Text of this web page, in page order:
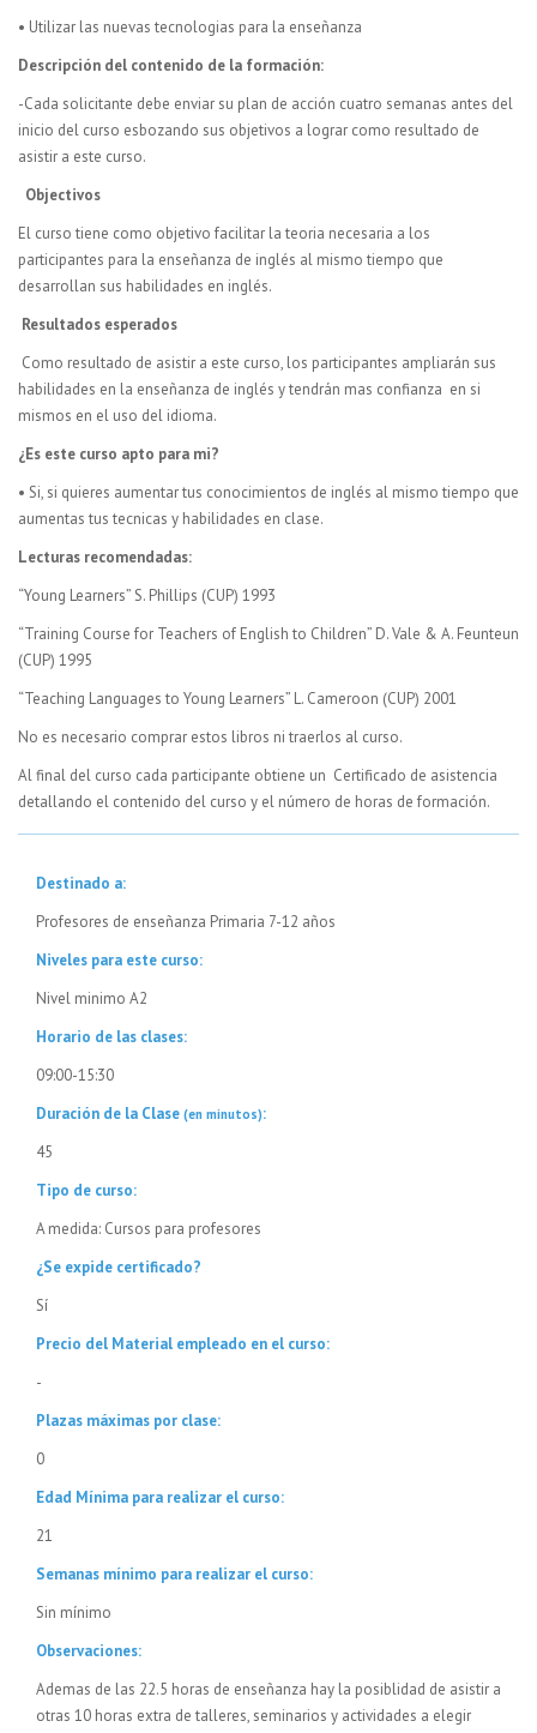
• Utilizar las nuevas tecnologias para la enseñanza
Descripción del contenido de la formación:
-Cada solicitante debe enviar su plan de acción cuatro semanas antes del
inicio del curso esbozando sus objetivos a lograr como resultado de
asistir a este curso.
Objectivos
El curso tiene como objetivo facilitar la teoria necesaria a los
participantes para la enseñanza de inglés al mismo tiempo que
desarrollan sus habilidades en inglés.
Resultados esperados
Como resultado de asistir a este curso, los participantes ampliarán sus
habilidades en la enseñanza de inglés y tendrán mas confianza en si
mismos en el uso del idioma.
¿Es este curso apto para mi?
• Si, si quieres aumentar tus conocimientos de inglés al mismo tiempo que
aumentas tus tecnicas y habilidades en clase.
Lecturas recomendadas:
“Young Learners” S. Phillips (CUP) 1993
“Training Course for Teachers of English to Children” D. Vale & A. Feunteun
(CUP) 1995
“Teaching Languages to Young Learners” L. Cameroon (CUP) 2001
No es necesario comprar estos libros ni traerlos al curso.
Al final del curso cada participante obtiene un Certificado de asistencia
detallando el contenido del curso y el número de horas de formación.
Destinado a:
Profesores de enseñanza Primaria 7-12 años
Niveles para este curso:
Nivel minimo A2
Horario de las clases:
09:00-15:30
Duración de la Clase (en minutos):
45
Tipo de curso:
A medida: Cursos para profesores
¿Se expide certificado?
Sí
Precio del Material empleado en el curso:
-
Plazas máximas por clase:
0
Edad Mínima para realizar el curso:
21
Semanas mínimo para realizar el curso:
Sin mínimo
Observaciones:
Ademas de las 22.5 horas de enseñanza hay la posiblidad de asistir a
otras 10 horas extra de talleres, seminarios y actividades a elegir